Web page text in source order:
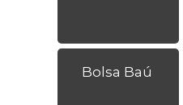
Bolsa Baú